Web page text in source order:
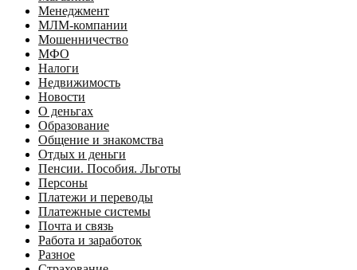
Менеджмент
МЛМ-компании
Мошенничество
МФО
Налоги
Недвижимость
Новости
О деньгах
Образование
Общение и знакомства
Отдых и деньги
Пенсии. Пособия. Льготы
Персоны
Платежи и переводы
Платежные системы
Почта и связь
Работа и заработок
Разное